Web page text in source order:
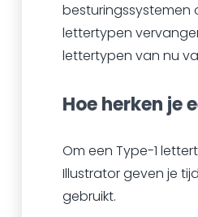
besturingssystemen
lettertypen
lettertypen van nu
Hoe herken je
Om een Type-1
Illustrator geven je
gebruikt.